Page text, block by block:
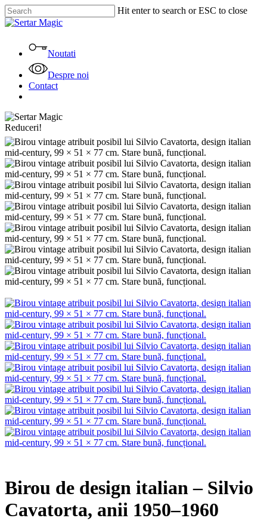
Skip
to
content
Hit enter to search or ESC to close
Close
Noutati
Despre noi
Contact
Reduceri!
Birou de design italian – Silvio
Cavatorta, anii 1950–1960